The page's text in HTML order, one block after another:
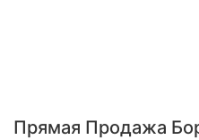
Прямая Продажа